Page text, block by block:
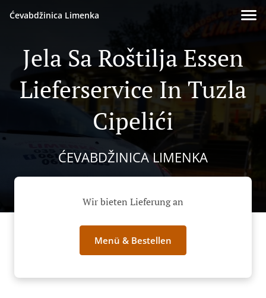
Ćevabdžinica Limenka
Jela Sa Roštilja Essen
Lieferservice In Tuzla
Cipelići
ĆEVABDŽINICA LIMENKA
Wir bieten Lieferung an
Menü & Bestellen